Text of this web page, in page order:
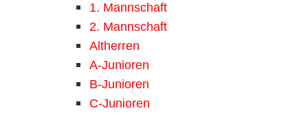
1. Mannschaft
2. Mannschaft
Altherren
A-Junioren
B-Junioren
C-Junioren